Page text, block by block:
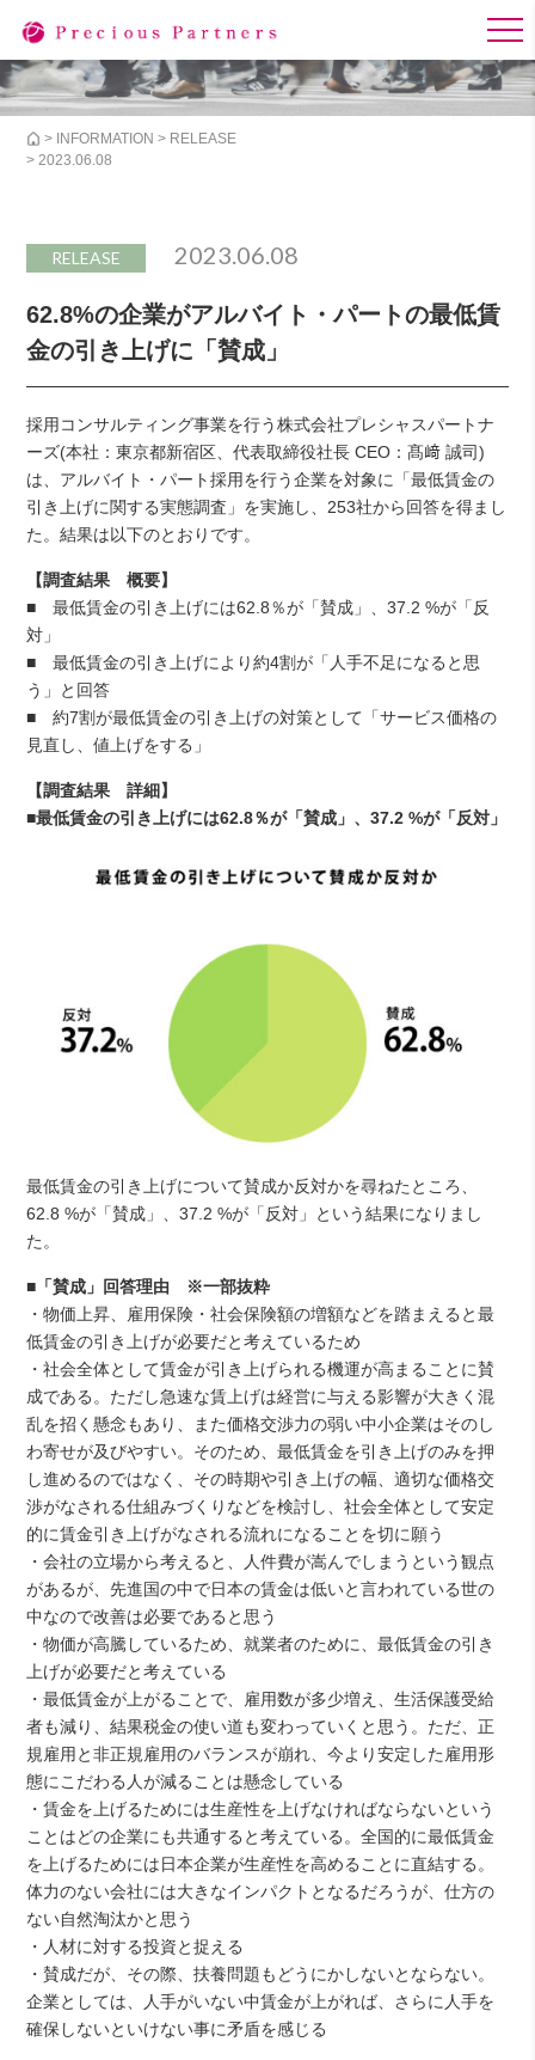
> INFORMATION > RELEASE
> 2023.06.08
RELEASE 2023.06.08
62.8%の企業がアルバイト・パートの最低賃
金の引き上げに「賛成」
採用コンサルティング事業を行う株式会社プレシャスパートナ
ーズ(本社：東京都新宿区、代表取締役社長 CEO：髙﨑 誠司)
は、アルバイト・パート採用を行う企業を対象に「最低賃金の
引き上げに関する実態調査」を実施し、253社から回答を得まし
た。結果は以下のとおりです。
【調査結果 概要】
■ 最低賃金の引き上げには62.8％が「賛成」、37.2 %が「反
対」
■ 最低賃金の引き上げにより約4割が「人手不足になると思
う」と回答
■ 約7割が最低賃金の引き上げの対策として「サービス価格の
見直し、値上げをする」
【調査結果 詳細】
■最低賃金の引き上げには62.8％が「賛成」、37.2 %が「反対」
最低賃金の引き上げについて賛成か反対かを尋ねたところ、
62.8 %が「賛成」、37.2 %が「反対」という結果になりまし
た。
■ 「賛成」回答理由 ※一部抜粋
・物価上昇、雇用保険・社会保険額の増額などを踏まえると最
低賃金の引き上げが必要だと考えているため
・社会全体として賃金が引き上げられる機運が高まることに賛
成である。ただし急速な賃上げは経営に与える影響が大きく混
乱を招く懸念もあり、また価格交渉力の弱い中小企業はそのし
わ寄せが及びやすい。そのため、最低賃金を引き上げのみを押
し進めるのではなく、その時期や引き上げの幅、適切な価格交
渉がなされる仕組みづくりなどを検討し、社会全体として安定
的に賃金引き上げがなされる流れになることを切に願う
・会社の立場から考えると、人件費が嵩んでしまうという観点
があるが、先進国の中で日本の賃金は低いと言われている世の
中なので改善は必要であると思う
・物価が高騰しているため、就業者のために、最低賃金の引き
上げが必要だと考えている
・最低賃金が上がることで、雇用数が多少増え、生活保護受給
者も減り、結果税金の使い道も変わっていくと思う。ただ、正
規雇用と非正規雇用のバランスが崩れ、今より安定した雇用形
態にこだわる人が減ることは懸念している
・賃金を上げるためには生産性を上げなければならないという
ことはどの企業にも共通すると考えている。全国的に最低賃金
を上げるためには日本企業が生産性を高めることに直結する。
体力のない会社には大きなインパクトとなるだろうが、仕方の
ない自然淘汰かと思う
・人材に対する投資と捉える
・賛成だが、その際、扶養問題もどうにかしないとならない。
企業としては、人手がいない中賃金が上がれば、さらに人手を
確保しないといけない事に矛盾を感じる